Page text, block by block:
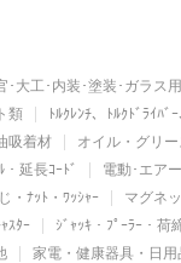
･大工･内装･塗装･ガラス
類 ﾄﾙｸﾚﾝﾁ、ﾄﾙｸﾄﾞﾗｲﾊﾞ
吸着材 オイル・グリ
延長ｺｰﾄﾞ 電動･エア
・ﾅｯﾄ・ﾜｯｼｬｰ マグネ
ｽﾀｰ ｼﾞｬｯｷ・ﾌﾟｰﾗｰ・荷
家電・健康器具・日用